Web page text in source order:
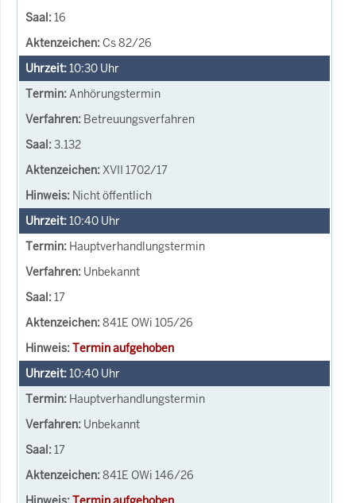
16
Cs 82/26
10:30 Uhr
Anhörungstermin
Betreuungsverfahren
3.132
XVII 1702/17
Nicht öffentlich
10:40 Uhr
Hauptverhandlungstermin
Unbekannt
17
841E OWi 105/26
Termin aufgehoben
10:40 Uhr
Hauptverhandlungstermin
Unbekannt
17
841E OWi 146/26